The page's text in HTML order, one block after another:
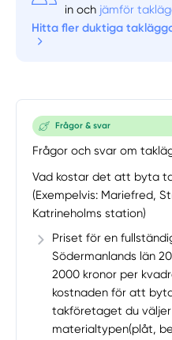
in och jämför
Hitta fler duktiga
Frågor & svar
Frågor och svar om
Vad kostar det att byta
(Exempelvis: Mariefred,
Katrineholms station)
Priset för en
Södermanlands län
2000 kronor per
kostnaden för att
takföretaget du
materialtypen(plåt,